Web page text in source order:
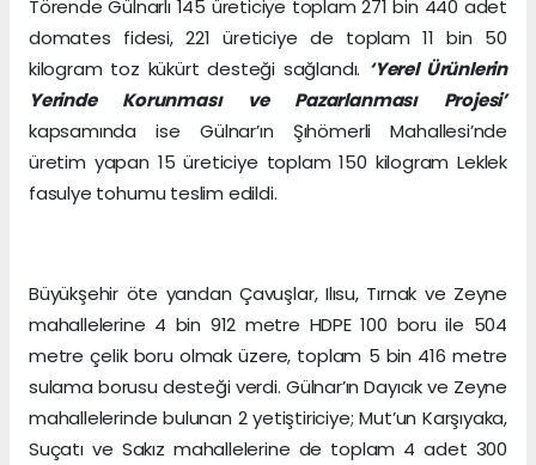
Törende Gülnarlı 145 üreticiye toplam 271 bin 440 adet
domates fidesi, 221 üreticiye de toplam 11 bin 50
kilogram toz kükürt desteği sağlandı. ‘Yerel Ürünlerin
Yerinde Korunması ve Pazarlanması Projesi’
kapsamında ise Gülnar’ın Şıhömerli Mahallesi’nde
üretim yapan 15 üreticiye toplam 150 kilogram Leklek
fasulye tohumu teslim edildi.
Büyükşehir öte yandan Çavuşlar, Ilısu, Tırnak ve Zeyne
mahallelerine 4 bin 912 metre HDPE 100 boru ile 504
metre çelik boru olmak üzere, toplam 5 bin 416 metre
sulama borusu desteği verdi. Gülnar’ın Dayıcık ve Zeyne
mahallelerinde bulunan 2 yetiştiriciye; Mut’un Karşıyaka,
Suçatı ve Sakız mahallelerine de toplam 4 adet 300